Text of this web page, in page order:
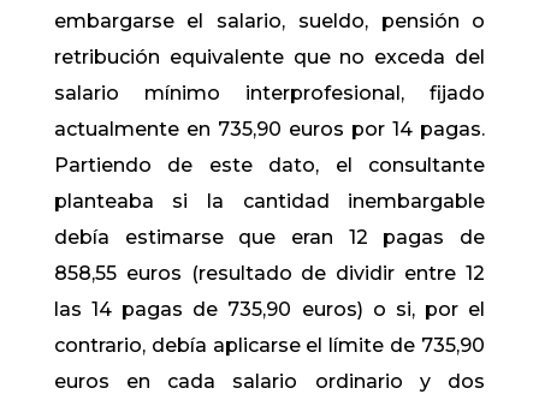
embargarse el salario, sueldo, pensión o
retribución equivalente que no exceda del
salario mínimo interprofesional, fijado
actualmente en 735,90 euros por 14 pagas.
Partiendo de este dato, el consultante
planteaba si la cantidad inembargable
debía estimarse que eran 12 pagas de
858,55 euros (resultado de dividir entre 12
las 14 pagas de 735,90 euros) o si, por el
contrario, debía aplicarse el límite de 735,90
euros en cada salario ordinario y dos